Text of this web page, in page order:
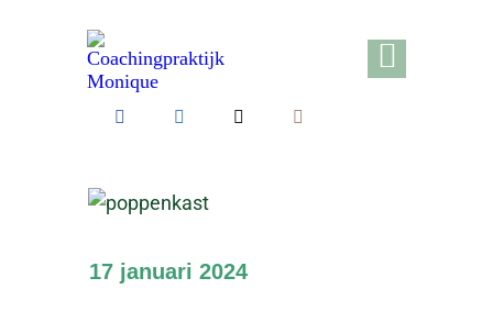
17 januari 2024